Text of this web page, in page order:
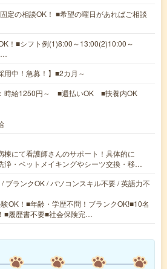
定の相談OK！ ■希望の曜日があればご相談
！■シフト例(1)8:00～13:00(2)10:00～
用中！急募！】■2カ月～
時給1250円～ ■週払いOK ■扶養内OK
にて看護師さんのサポート！具体的に
浄・ベットメイキングやシーツ交換・移…
ブランクOK / パソコンスキル不要 / 英語力不
OK！■年齢・学歴不問！ブランクOK!■10名
■履歴書不要■社会保険完…